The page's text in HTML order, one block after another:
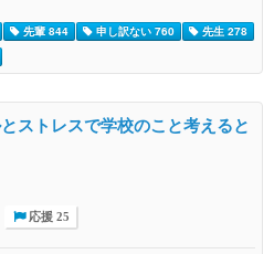
先輩 844 申し訳ない 760
先生 278
ストレスで学校のこと考えると
応援 25